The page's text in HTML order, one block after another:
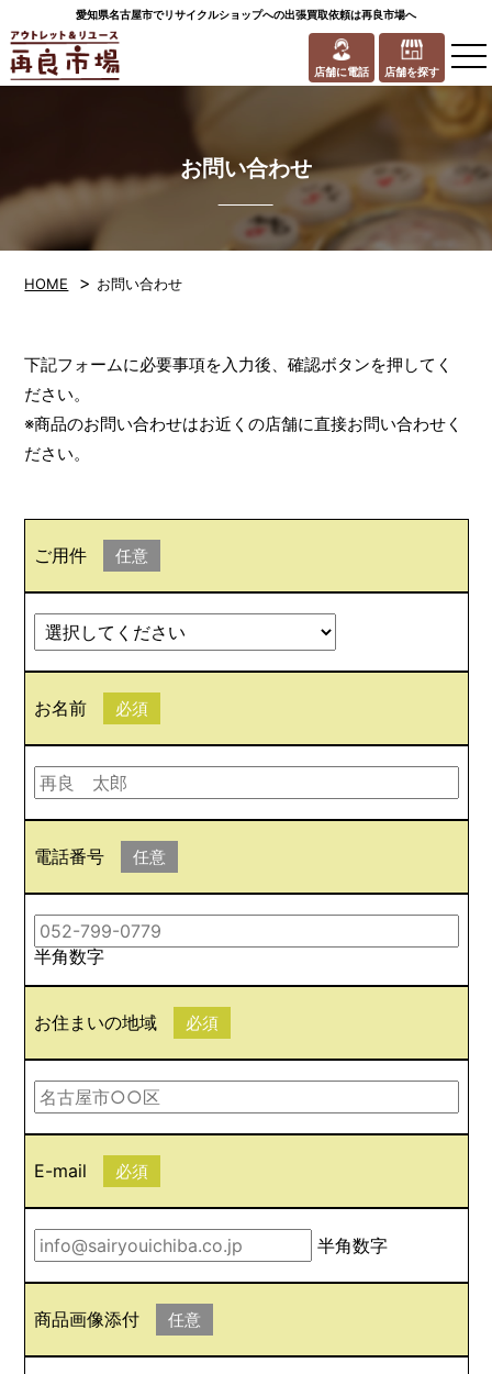
愛知県名古屋市でリサイクルショップへの出張買取依頼は再良市場へ
店舗に電話 店舗を探す
お問い合わせ
HOME > お問い合わせ
下記フォームに必要事項を入力後、確認ボタンを押してく
ださい。
※商品のお問い合わせはお近くの店舗に直接お問い合わせく
ださい。
ご用件 任意
お名前 必須
電話番号 任意
半角数字
お住まいの地域 必須
E-mail 必須
半角数字
商品画像添付 任意